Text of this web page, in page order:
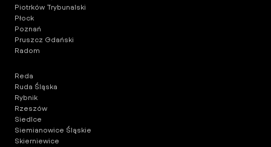
Piotrków Trybunalski
Płock
Poznań
Pruszcz Gdański
Radom
Reda
Ruda Śląska
Rybnik
Rzeszów
Siedlce
Siemianowice Śląskie
Skierniewice